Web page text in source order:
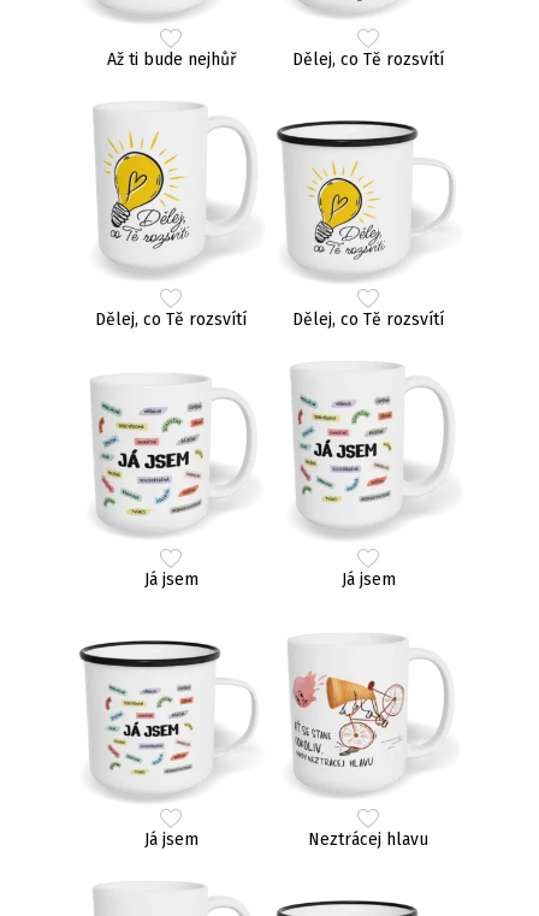
Až ti bude nejhůř Dělej, co Tě rozsvítí
Dělej, co Tě rozsvítí Dělej, co Tě rozsvítí
Já jsem Já jsem
Já jsem Neztrácej hlavu